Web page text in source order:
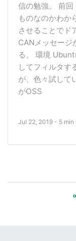
信の勉強。 前
ものなのかわか
させることでド
CANメッセージ
る。 環境
してフィルタす
が、色々試して
がOSS
Jul 22, 2019 - 5 min